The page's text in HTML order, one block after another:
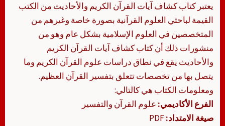
يعتبر كتاب كشاف آيات القرآن الكريم والأحاديث من الكتب
القيمة لباحثي العلوم القرآنية بصورة خاصة وغيرهم من
المتخصصين في العلوم الإسلامية بشكل عام وهو من
منشورات ذلك أن كتاب كشاف آيات القرآن الكريم
والأحاديث يقع في نطاق دراسات علوم القرآن الكريم وما
يتصل بها من تخصصات تتعلق بتفسير القرآن العظيم.
ومعلومات الكتاب هي كالتالي:
الفرع الأكاديمي: علوم القرآن والتفسير
صيغة الامتداد: